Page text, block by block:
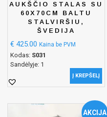
AUKŠČIO STALAS SU
60X70CM BALTU
STALVIRŠIU,
ŠVEDIJA
€ 425.00 Kaina be PVM
Kodas: S031
Sandėlyje: 1
Į KREPŠELĮ
AKCIJA